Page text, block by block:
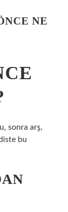
NE
sonra arş,
bu